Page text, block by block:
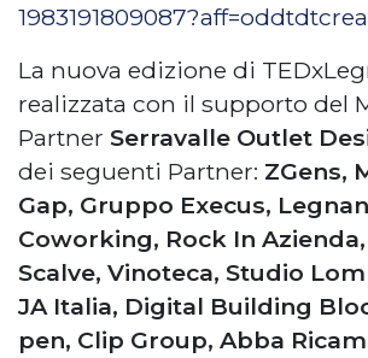
La nuova edizione di
realizzata con il supporto del
Partner Serravalle Outlet
dei seguenti Partner: ZGens,
Gap, Gruppo Execus,
Coworking, Rock In
Scalve, Vinoteca, Studio
JA Italia, Digital Building
pen, Clip Group, Abba